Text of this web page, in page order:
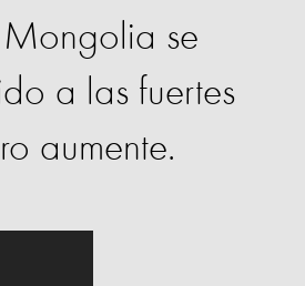
se
a las fuertes
aumente.